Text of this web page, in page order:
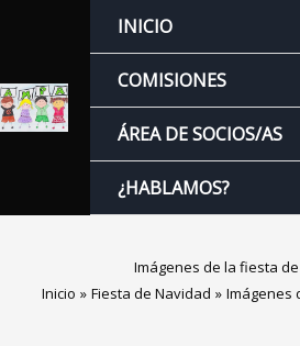
INICIO
COMISIONES
ÁREA DE SOCIOS/AS
¿HABLAMOS?
Imágenes de la fiesta
Inicio
Fiesta de Navidad Imágenes